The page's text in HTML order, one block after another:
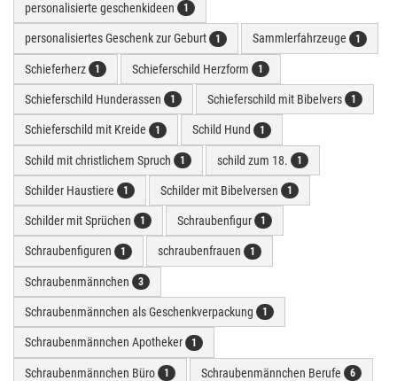
personalisierte geschenkideen 1
personalisiertes Geschenk zur Geburt 1 Sammlerfahrzeuge 1
Schieferherz 1 Schieferschild Herzform 1
Schieferschild Hunderassen 1 Schieferschild mit Bibelvers 1
Schieferschild mit Kreide 1 Schild Hund 1
Schild mit christlichem Spruch 1 schild zum 18. 1
Schilder Haustiere 1 Schilder mit Bibelversen 1
Schilder mit Sprüchen 1 Schraubenfigur 1
Schraubenfiguren 1 schraubenfrauen 1
Schraubenmännchen 3
Schraubenmännchen als Geschenkverpackung 1
Schraubenmännchen Apotheker 1
Schraubenmännchen Büro 1 Schraubenmännchen Berufe 6